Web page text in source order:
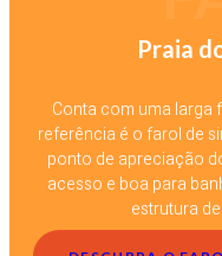
Praia
Conta com uma larga
referência é o farol de
ponto de apreciação
acesso e boa para
estrutura